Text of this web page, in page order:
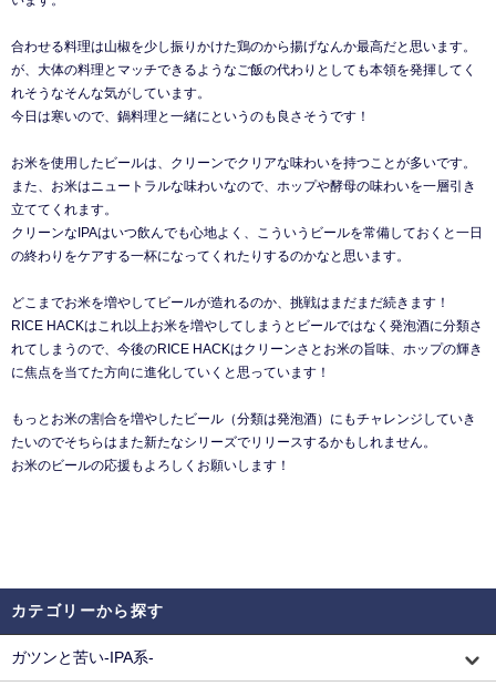
合わせる料理は山椒を少し振りかけた鶏のから揚げなんか最高だと思います。
が、大体の料理とマッチできるようなご飯の代わりとしても本領を発揮してく
れそうなそんな気がしています。
今日は寒いので、鍋料理と一緒にというのも良さそうです！
お米を使用したビールは、クリーンでクリアな味わいを持つことが多いです。
また、お米はニュートラルな味わいなので、ホップや酵母の味わいを一層引き
立ててくれます。
クリーンなIPAはいつ飲んでも心地よく、こういうビールを常備しておくと一日
の終わりをケアする一杯になってくれたりするのかなと思います。
どこまでお米を増やしてビールが造れるのか、挑戦はまだまだ続きます！
RICE HACKはこれ以上お米を増やしてしまうとビールではなく発泡酒に分類さ
れてしまうので、今後のRICE HACKはクリーンさとお米の旨味、ホップの輝き
に焦点を当てた方向に進化していくと思っています！
もっとお米の割合を増やしたビール（分類は発泡酒）にもチャレンジしていき
たいのでそちらはまた新たなシリーズでリリースするかもしれません。
お米のビールの応援もよろしくお願いします！
カテゴリーから探す
ガツンと苦い-IPA系-